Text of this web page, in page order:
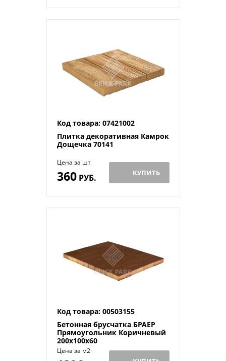
Код товара: 07421002
Плитка декоративная Камрок
Дощечка 70141
Цена за шт
360РУБ. КУПИТЬ
Код товара: 00503155
Бетонная брусчатка БРАЕР
Прямоугольник Коричневый
200x100x60
Цена за м2